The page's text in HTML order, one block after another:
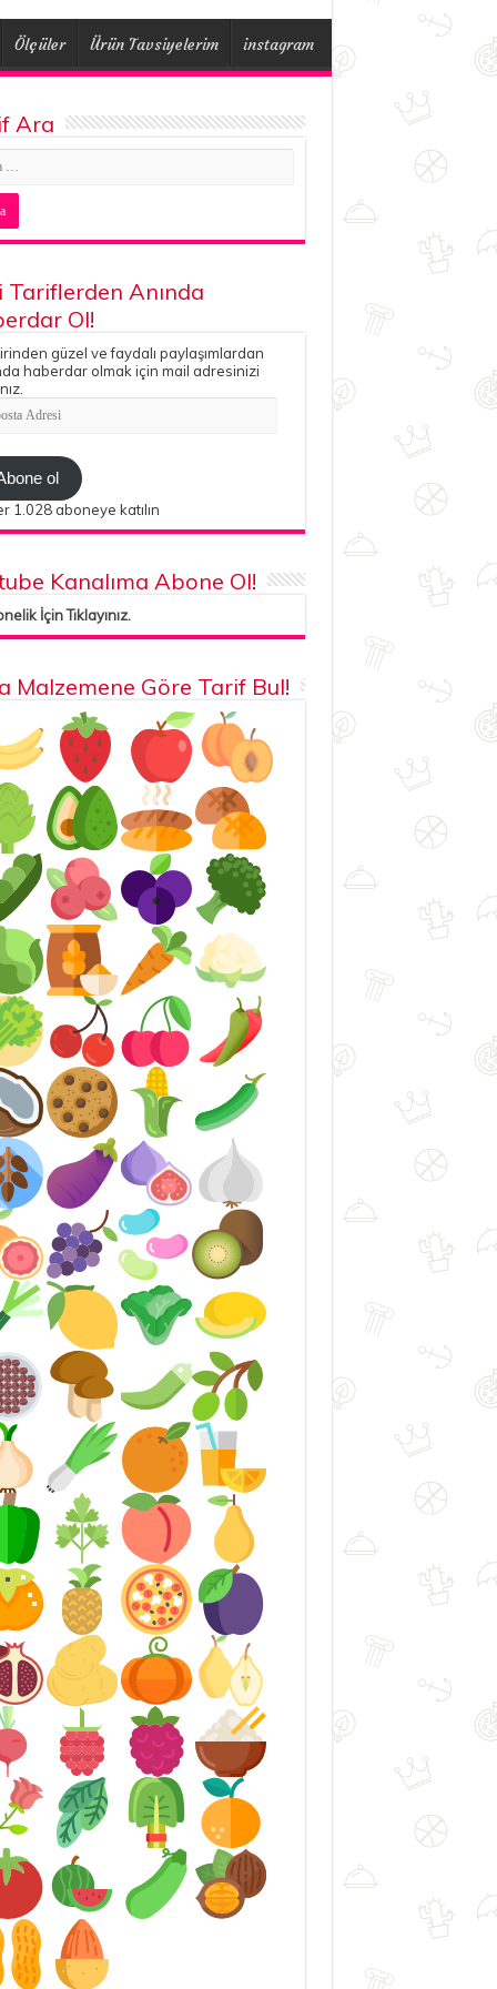
Ölçüler Ürün Tavsiyelerim instagram
Ara
Tariflerden Anında
Ol!
güzel ve faydalı paylaşımlardan
haberdar olmak için mail adresinizi
ol
1.028 aboneye katılın
Kanalıma Abone Ol!
İçin Tıklayınız.
Malzemene Göre Tarif Bul!